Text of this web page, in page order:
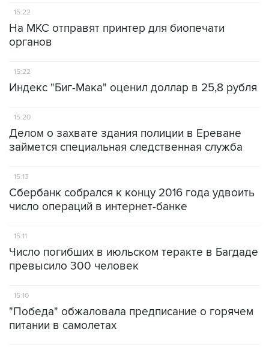
15:22
На МКС отправят принтер для биопечати
органов
15:22
Индекс "Биг-Мака" оценил доллар в 25,8 рубля
15:20
Делом о захвате здания полиции в Ереване
займется специальная следственная служба
15:13
Сбербанк собрался к концу 2016 года удвоить
число операций в интернет-банке
15:11
Число погибших в июльском теракте в Багдаде
превысило 300 человек
15:10
"Победа" обжаловала предписание о горячем
питании в самолетах